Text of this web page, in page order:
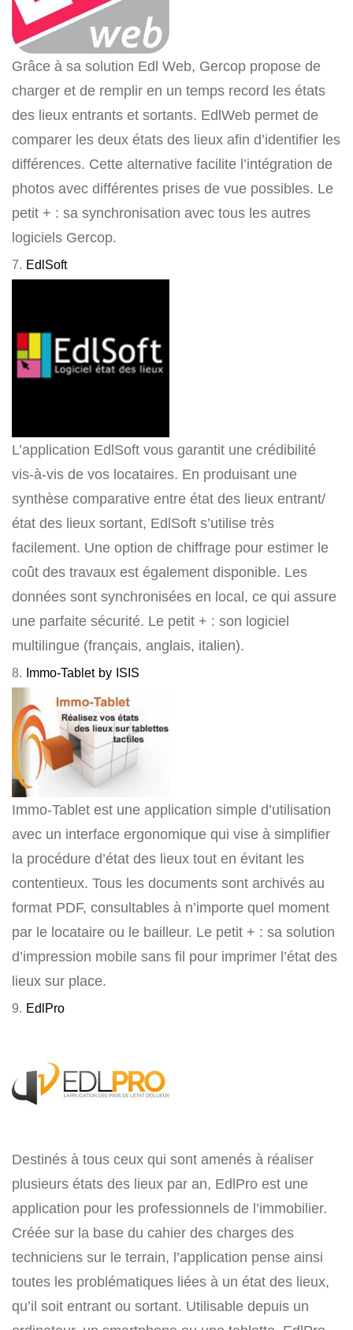
Grâce à sa solution Edl Web, Gercop propose de
charger et de remplir en un temps record les états
des lieux entrants et sortants. EdlWeb permet de
comparer les deux états des lieux afin d’identifier les
différences. Cette alternative facilite l’intégration de
photos avec différentes prises de vue possibles. Le
petit + : sa synchronisation avec tous les autres
logiciels Gercop.
7. EdlSoft
L’application EdlSoft vous garantit une crédibilité
vis-à-vis de vos locataires. En produisant une
synthèse comparative entre état des lieux entrant/
état des lieux sortant, EdlSoft s’utilise très
facilement. Une option de chiffrage pour estimer le
coût des travaux est également disponible. Les
données sont synchronisées en local, ce qui assure
une parfaite sécurité. Le petit + : son logiciel
multilingue (français, anglais, italien).
8. Immo-Tablet by ISIS
Immo-Tablet est une application simple d’utilisation
avec un interface ergonomique qui vise à simplifier
la procédure d’état des lieux tout en évitant les
contentieux. Tous les documents sont archivés au
format PDF, consultables à n’importe quel moment
par le locataire ou le bailleur. Le petit + : sa solution
d’impression mobile sans fil pour imprimer l’état des
lieux sur place.
9. EdlPro
Destinés à tous ceux qui sont amenés à réaliser
plusieurs états des lieux par an, EdlPro est une
application pour les professionnels de l’immobilier.
Créée sur la base du cahier des charges des
techniciens sur le terrain, l’application pense ainsi
toutes les problématiques liées à un état des lieux,
qu’il soit entrant ou sortant. Utilisable depuis un